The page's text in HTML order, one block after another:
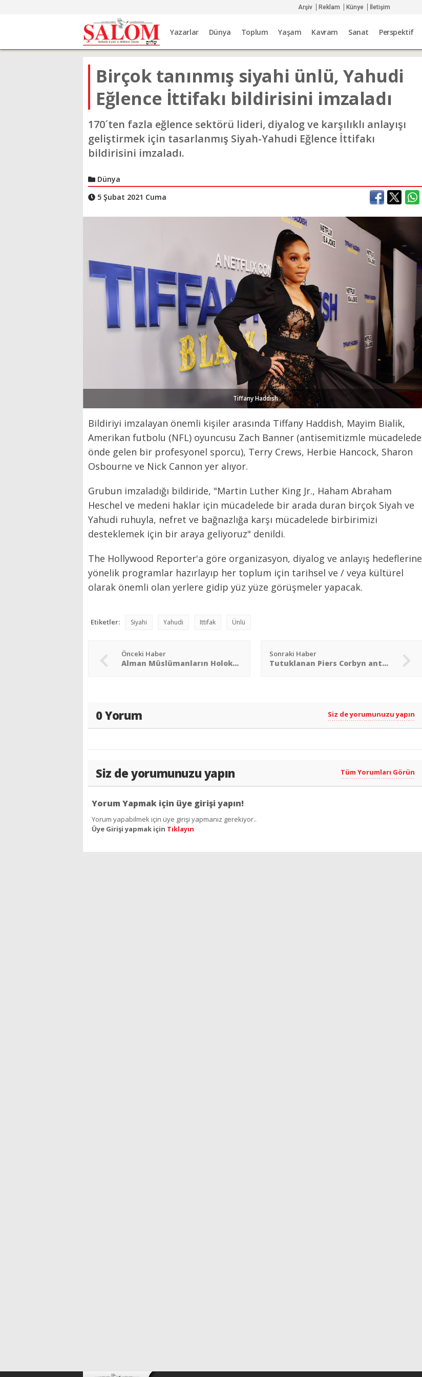
Arşiv Reklam Künye İletişim
Yazarlar Dünya Toplum Yaşam Kavram Sanat Perspektif
Birçok tanınmış siyahi ünlü, Yahudi
Eğlence İttifakı bildirisini imzaladı
170´ten fazla eğlence sektörü lideri, diyalog ve karşılıklı anlayışı
geliştirmek için tasarlanmış Siyah-Yahudi Eğlence İttifakı
bildirisini imzaladı.
Dünya
5 Şubat 2021 Cuma
Tiffany Haddish
Bildiriyi imzalayan önemli kişiler arasında Tiffany Haddish, Mayim Bialik,
Amerikan futbolu (NFL) oyuncusu Zach Banner (antisemitizmle mücadelede
önde gelen bir profesyonel sporcu), Terry Crews, Herbie Hancock, Sharon
Osbourne ve Nick Cannon yer alıyor.
Grubun imzaladığı bildiride, "Martin Luther King Jr., Haham Abraham
Heschel ve medeni haklar için mücadelede bir arada duran birçok Siyah ve
Yahudi ruhuyla, nefret ve bağnazlığa karşı mücadelede birbirimizi
desteklemek için bir araya geliyoruz" denildi.
The Hollywood Reporter'a göre organizasyon, diyalog ve anlayış hedeflerine
yönelik programlar hazırlayıp her toplum için tarihsel ve / veya kültürel
olarak önemli olan yerlere gidip yüz yüze görüşmeler yapacak.
Etiketler: Siyahi Yahudi Ittifak Ünlü
Önceki Haber
Alman Müslümanların Holokost´a ´şok edici´ yanıtı
Sonraki Haber
Tutuklanan Piers Corbyn antisemit olduğunu kabul etmedi
0 Yorum Siz de yorumunuzu yapın
Siz de yorumunuzu yapın Tüm Yorumları Görün
Yorum Yapmak için üye girişi yapın!
Yorum yapabilmek için üye girişi yapmanız gerekiyor..
Üye Girişi yapmak için Tıklayın